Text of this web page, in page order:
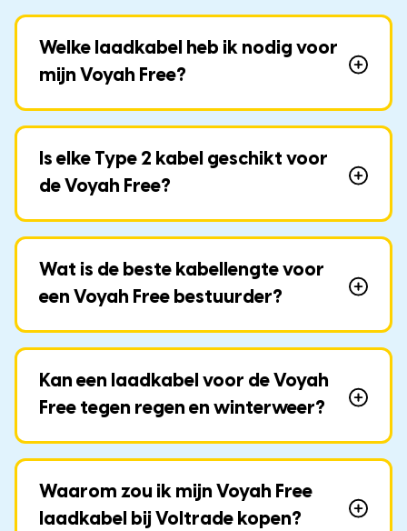
Welke laadkabel heb ik nodig voor
mijn Voyah Free?
Is elke Type 2 kabel geschikt voor
de Voyah Free?
Wat is de beste kabellengte voor
een Voyah Free bestuurder?
Kan een laadkabel voor de Voyah
Free tegen regen en winterweer?
Waarom zou ik mijn Voyah Free
laadkabel bij Voltrade kopen?